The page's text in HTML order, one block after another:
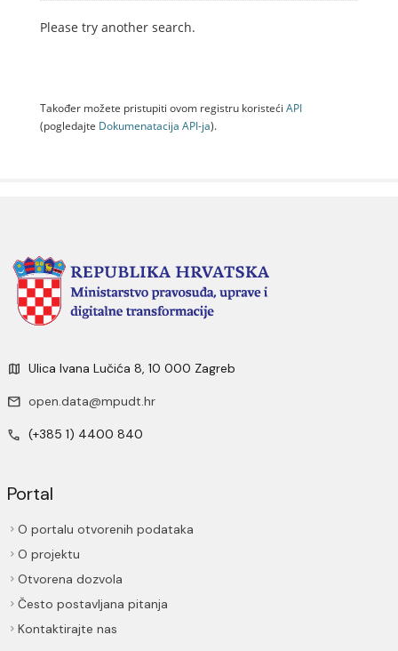
Please try another search.
Također možete pristupiti ovom registru koristeći API
(pogledajte Dokumenаtаcijа API-jа).